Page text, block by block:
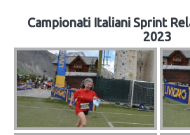
Campionati Italiani Sprint
2023